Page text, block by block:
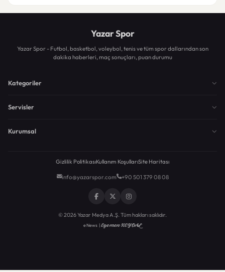
Yazar Spor
Yazar Spor - Futbol, basketbol, voleybol, tenis ve tüm spor dallarından son
dakika haberleri, maç sonuçları, puan durumu
Kategoriler
Servisler
Kurumsal
Gizlilik PolitikasıKullanım KoşullarıSite Haritası
info@yazarspor.com +90 501 379 08 08
© 2026 Yazar Medya A.Ş. Tüm hakları saklıdır.
eNews |Egemen KEYDAL